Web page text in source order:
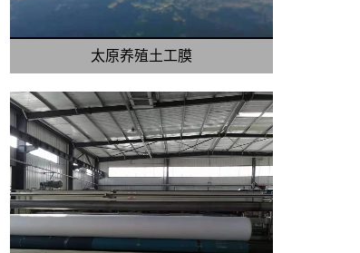
太原养殖土工膜